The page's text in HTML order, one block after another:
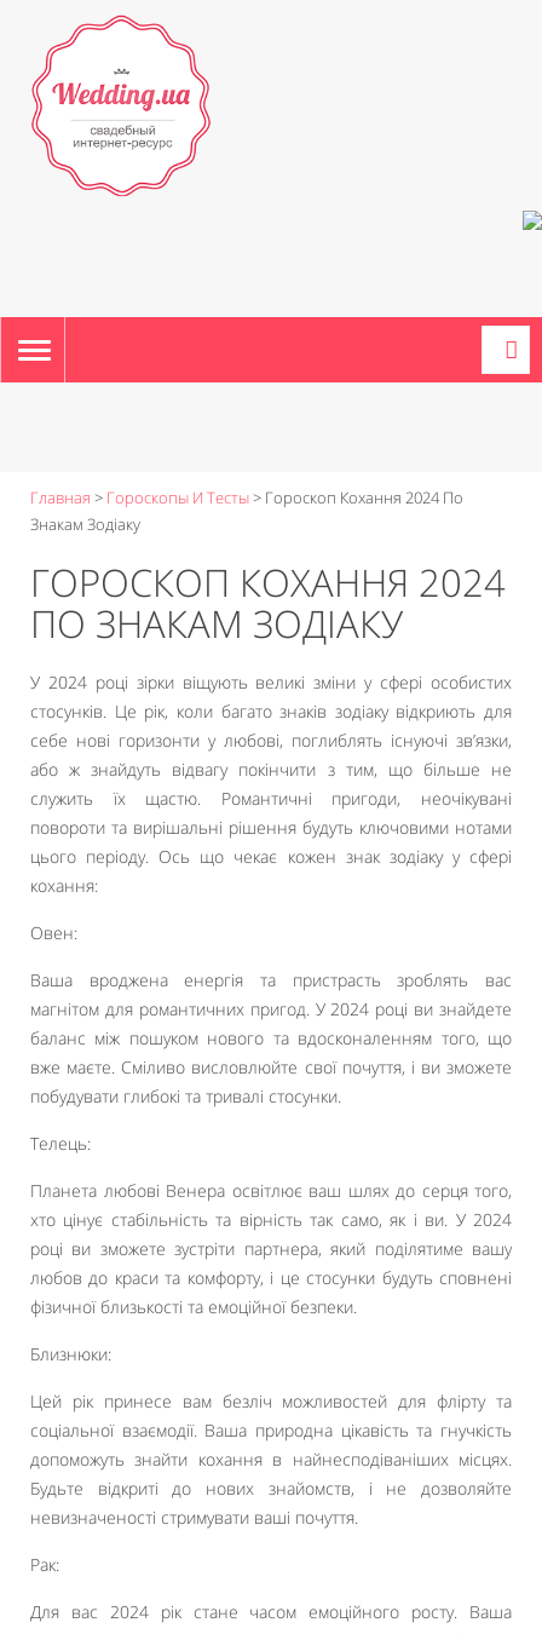
TOGGLE
NAVIGATION
Главная > Гороскопы И Тесты> Гороскоп Кохання 2024 По
Знакам Зодіаку
ГОРОСКОП КОХАННЯ 2024
ПО ЗНАКАМ ЗОДІАКУ
У 2024 році зірки віщують великі зміни у сфері особистих
стосунків. Це рік, коли багато знаків зодіаку відкриють для
себе нові горизонти у любові, поглиблять існуючі зв’язки,
або ж знайдуть відвагу покінчити з тим, що більше не
служить їх щастю. Романтичні пригоди, неочікувані
повороти та вирішальні рішення будуть ключовими нотами
цього періоду. Ось що чекає кожен знак зодіаку у сфері
кохання:
Овен:
Ваша вроджена енергія та пристрасть зроблять вас
магнітом для романтичних пригод. У 2024 році ви знайдете
баланс між пошуком нового та вдосконаленням того, що
вже маєте. Сміливо висловлюйте свої почуття, і ви зможете
побудувати глибокі та тривалі стосунки.
Телець:
Планета любові Венера освітлює ваш шлях до серця того,
хто цінує стабільність та вірність так само, як і ви. У 2024
році ви зможете зустріти партнера, який поділятиме вашу
любов до краси та комфорту, і це стосунки будуть сповнені
фізичної близькості та емоційної безпеки.
Близнюки:
Цей рік принесе вам безліч можливостей для флірту та
соціальної взаємодії. Ваша природна цікавість та гнучкість
допоможуть знайти кохання в найнесподіваніших місцях.
Будьте відкриті до нових знайомств, і не дозволяйте
невизначеності стримувати ваші почуття.
Рак:
Для вас 2024 рік стане часом емоційного росту. Ваша